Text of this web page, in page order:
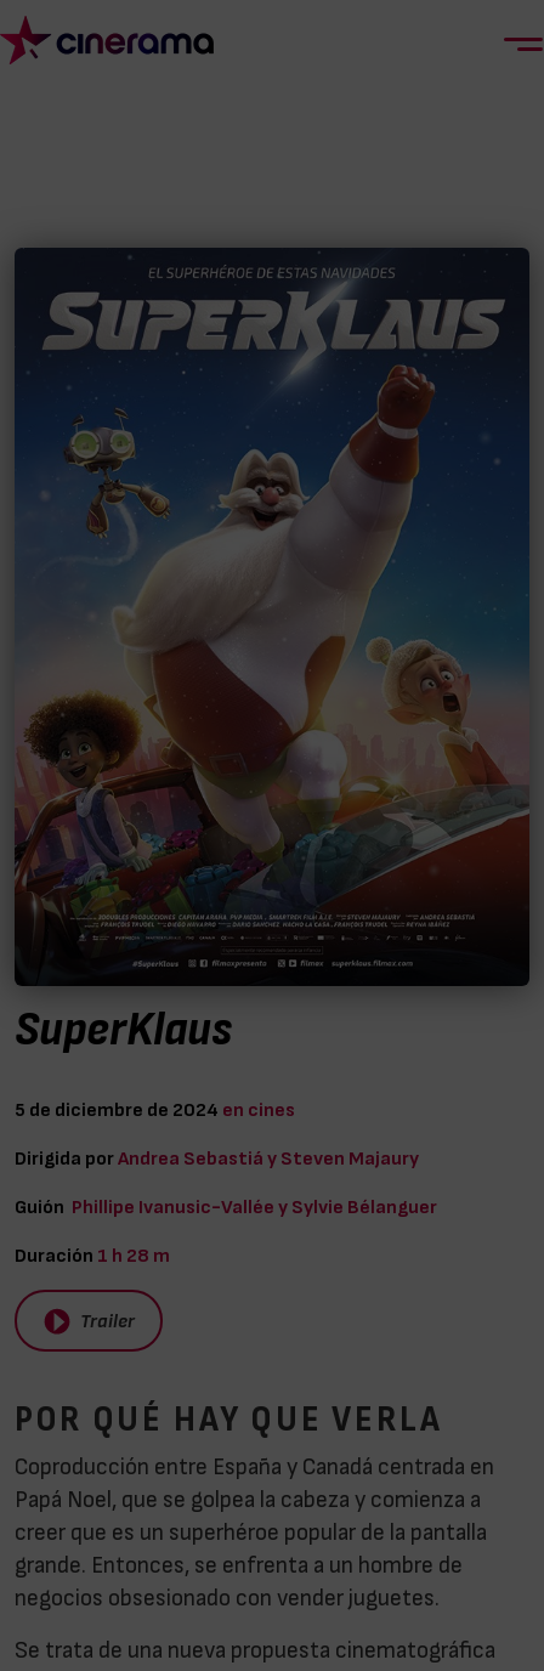
SuperKlaus
5 de diciembre de 2024 en cines
Dirigida porAndrea Sebastiá y Steven Majaury
Guión Phillipe Ivanusic-Vallée y Sylvie Bélanguer
Duración 1 h 28 m
Trailer
POR QUÉ HAY QUE VERLA
Coproducción entre España y Canadá centrada en
Papá Noel, que se golpea la cabeza y comienza a
creer que es un superhéroe popular de la pantalla
grande. Entonces, se enfrenta a un hombre de
negocios obsesionado con vender juguetes.
Se trata de una nueva propuesta cinematográfica